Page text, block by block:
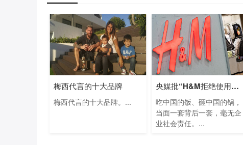
梅西代言的十大品牌
梅西代言的十大品牌。...
央媒批“H&M拒绝使用新疆棉花”：吃中
吃中国的饭、砸中国的锅，
当面一套背后一套，毫无企
业社会责任。...